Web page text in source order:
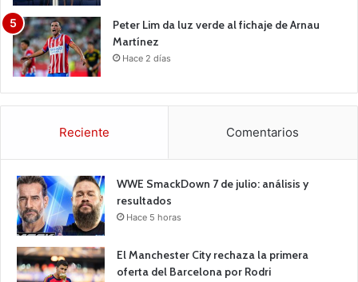
Peter Lim da luz verde al fichaje de Arnau
Martínez
Hace 2 días
Reciente Comentarios
WWE SmackDown 7 de julio: análisis y
resultados
Hace 5 horas
El Manchester City rechaza la primera
oferta del Barcelona por Rodri